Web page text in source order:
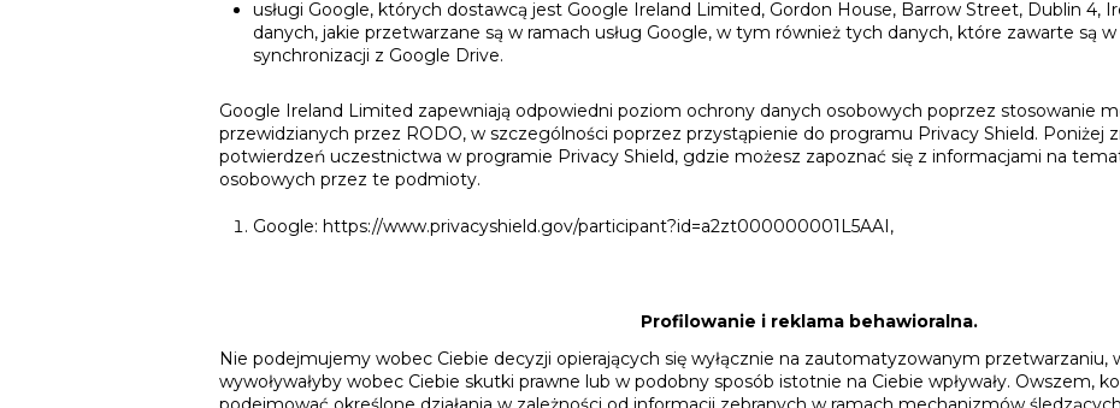
usługi Google, których dostawcą jest Google Ireland Limited, Gordon House, Barrow Street, Dublin 4,
danych, jakie przetwarzane są w ramach usług Google, w tym również tych danych, które zawarte są
synchronizacji z Google Drive.
Google Ireland Limited zapewniają odpowiedni poziom ochrony danych osobowych poprzez stosowanie
przewidzianych przez RODO, w szczególności poprzez przystąpienie do programu Privacy Shield. Poniżej
potwierdzeń uczestnictwa w programie Privacy Shield, gdzie możesz zapoznać się z informacjami na
osobowych przez te podmioty.
Google: https://www.privacyshield.gov/participant?id=a2zt000000001L5AAI,
Profilowanie i reklama behawioralna.
Nie podejmujemy wobec Ciebie decyzji opierających się wyłącznie na zautomatyzowanym
wywoływałyby wobec Ciebie skutki prawne lub w podobny sposób istotnie na Ciebie wpływały. Owszem,